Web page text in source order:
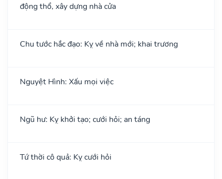
động thổ, xây dựng nhà cửa
Chu tước hắc đạo: Kỵ về nhà mới; khai trương
Nguyệt Hình: Xấu mọi việc
Ngũ hư: Kỵ khởi tạo; cưới hỏi; an táng
Tứ thời cô quả: Kỵ cưới hỏi